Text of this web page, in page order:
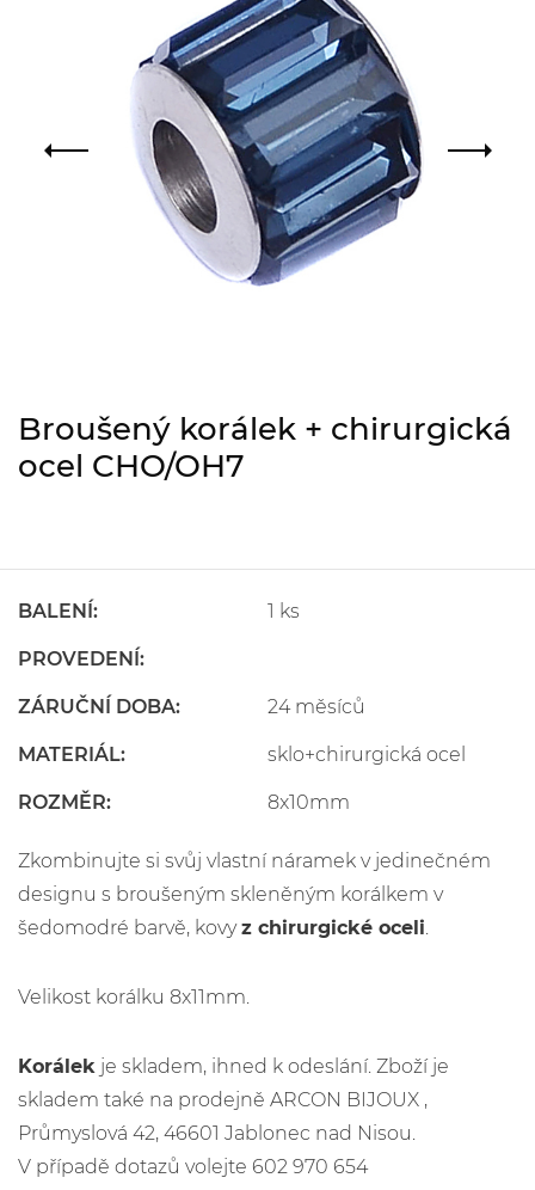
Broušený korálek + chirurgická
ocel CHO/OH7
BALENÍ: 1 ks
PROVEDENÍ:
ZÁRUČNÍ DOBA: 24 měsíců
MATERIÁL: sklo+chirurgická ocel
ROZMĚR: 8x10mm
Zkombinujte si svůj vlastní náramek v jedinečném
designu s broušeným skleněným korálkem v
šedomodré barvě, kovyz chirurgické oceli.
Velikost korálku 8x11mm.
Korálek je skladem, ihned k odeslání. Zboží je
skladem také na prodejně ARCON BIJOUX ,
Průmyslová 42, 46601 Jablonec nad Nisou.
V případě dotazů volejte 602 970 654